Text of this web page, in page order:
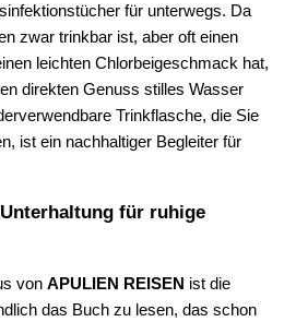
für unterwegs. Da
zwar trinkbar ist, aber oft einen
leichten Chlorbeigeschmack hat,
direkten Genuss stilles Wasser
Trinkflasche, die Sie
ist ein nachhaltiger Begleiter für
für ruhige
vonAPULIEN REISEN ist die
das Buch zu lesen, das schon